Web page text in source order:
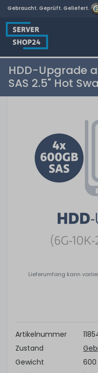
Gebraucht. Geprüft. Geliefert.
HDD-Upgrade
SAS 2.5" Hot
Lieferumfang kann
Artikelnummer
Zustand
Gewicht
600